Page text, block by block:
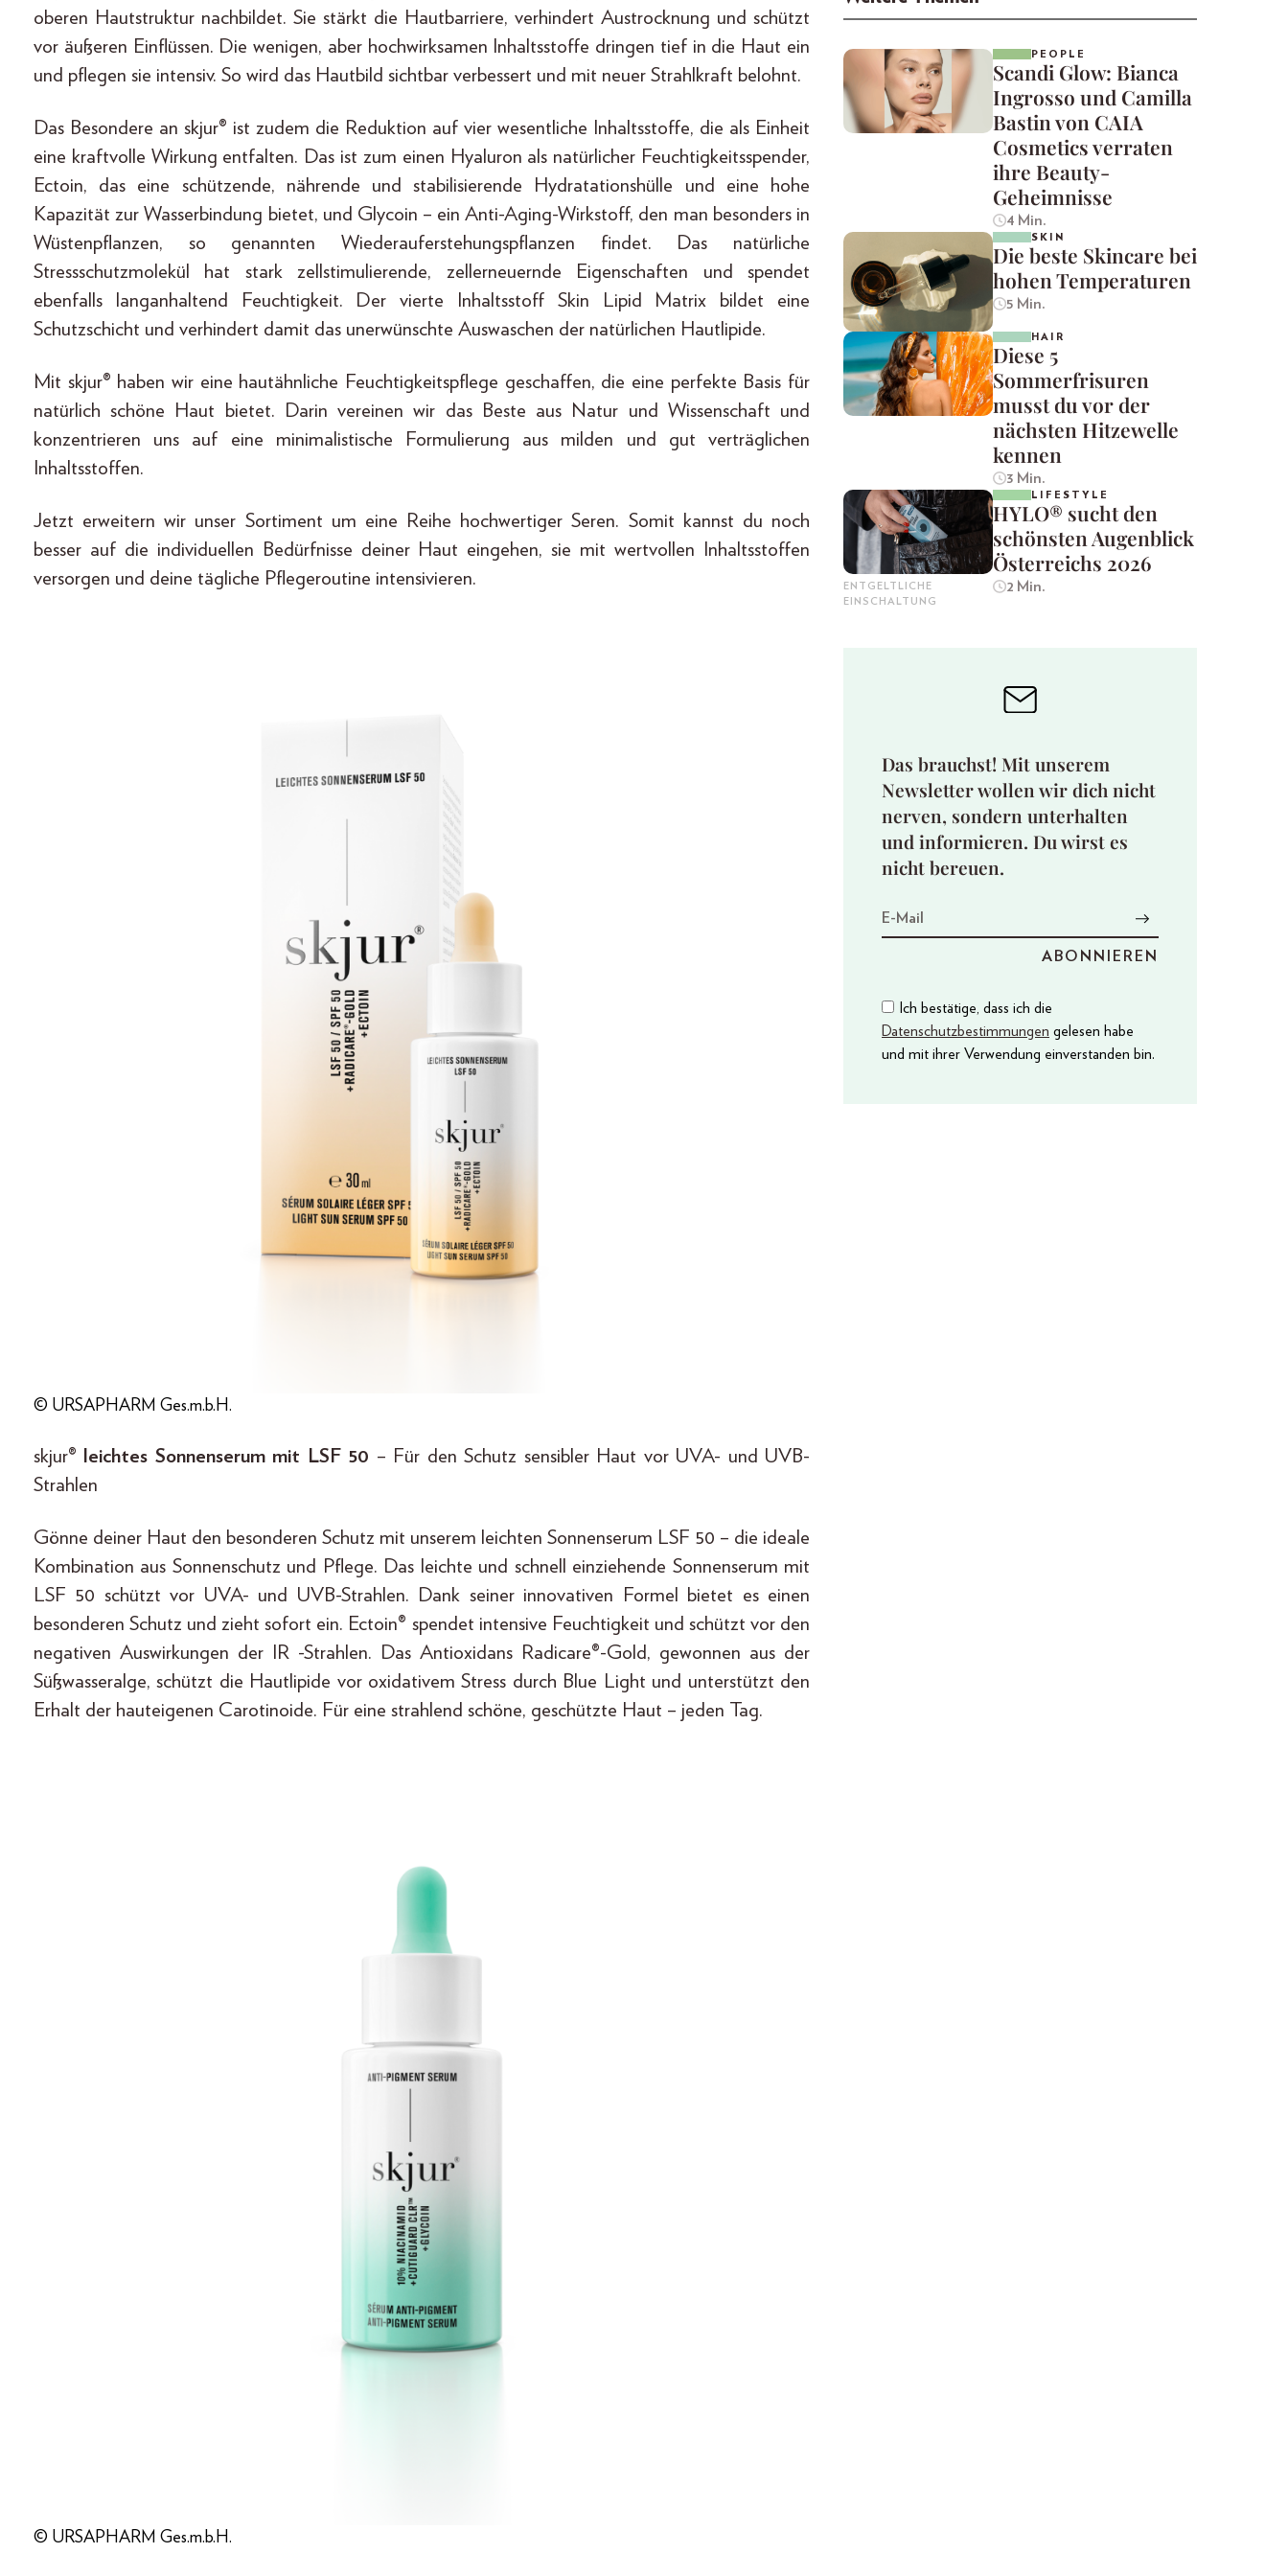
oberen Hautstruktur nachbildet. Sie stärkt die Hautbarriere, verhindert Austrocknung und schützt
vor äußeren Einflüssen. Die wenigen, aber hochwirksamen Inhaltsstoffe dringen tief in die Haut ein
und pflegen sie intensiv. So wird das Hautbild sichtbar verbessert und mit neuer Strahlkraft belohnt.
Das Besondere an skjur® ist zudem die Reduktion auf vier wesentliche Inhaltsstoffe, die als Einheit
eine kraftvolle Wirkung entfalten. Das ist zum einen Hyaluron als natürlicher Feuchtigkeitsspender,
Ectoin, das eine schützende, nährende und stabilisierende Hydratationshülle und eine hohe
Kapazität zur Wasserbindung bietet, und Glycoin – ein Anti-Aging-Wirkstoff, den man besonders in
Wüstenpflanzen, so genannten Wiederauferstehungspflanzen findet. Das natürliche
Stressschutzmolekül hat stark zellstimulierende, zellerneuernde Eigenschaften und spendet
ebenfalls langanhaltend Feuchtigkeit. Der vierte Inhaltsstoff Skin Lipid Matrix bildet eine
Schutzschicht und verhindert damit das unerwünschte Auswaschen der natürlichen Hautlipide.
Mit skjur® haben wir eine hautähnliche Feuchtigkeitspflege geschaffen, die eine perfekte Basis für
natürlich schöne Haut bietet. Darin vereinen wir das Beste aus Natur und Wissenschaft und
konzentrieren uns auf eine minimalistische Formulierung aus milden und gut verträglichen
Inhaltsstoffen.
Jetzt erweitern wir unser Sortiment um eine Reihe hochwertiger Seren. Somit kannst du noch
besser auf die individuellen Bedürfnisse deiner Haut eingehen, sie mit wertvollen Inhaltsstoffen
versorgen und deine tägliche Pflegeroutine intensivieren.
© URSAPHARM Ges.m.b.H.
skjur® leichtes Sonnenserum mit LSF 50 – Für den Schutz sensibler Haut vor UVA- und UVB-
Strahlen
Gönne deiner Haut den besonderen Schutz mit unserem leichten Sonnenserum LSF 50 – die ideale
Kombination aus Sonnenschutz und Pflege. Das leichte und schnell einziehende Sonnenserum mit
LSF 50 schützt vor UVA- und UVB-Strahlen. Dank seiner innovativen Formel bietet es einen
besonderen Schutz und zieht sofort ein. Ectoin® spendet intensive Feuchtigkeit und schützt vor den
negativen Auswirkungen der IR -Strahlen. Das Antioxidans Radicare®-Gold, gewonnen aus der
Süßwasseralge, schützt die Hautlipide vor oxidativem Stress durch Blue Light und unterstützt den
Erhalt der hauteigenen Carotinoide. Für eine strahlend schöne, geschützte Haut – jeden Tag.
© URSAPHARM Ges.m.b.H.
PEOPLE
Scandi Glow: Bianca
Ingrosso und Camilla
Bastin von CAIA
Cosmetics verraten
ihre Beauty-
Geheimnisse
4 Min.
SKIN
Die beste Skincare bei
hohen Temperaturen
5 Min.
HAIR
Diese 5
Sommerfrisuren
musst du vor der
nächsten Hitzewelle
kennen
3 Min.
ENTGELTLICHE
EINSCHALTUNG
LIFESTYLE
HYLO® sucht den
schönsten Augenblick
Österreichs 2026
2 Min.
Das brauchst! Mit unserem
Newsletter wollen wir dich nicht
nerven, sondern unterhalten
und informieren. Du wirst es
nicht bereuen.
Ich bestätige, dass ich die
Datenschutzbestimmungen gelesen habe
und mit ihrer Verwendung einverstanden bin.